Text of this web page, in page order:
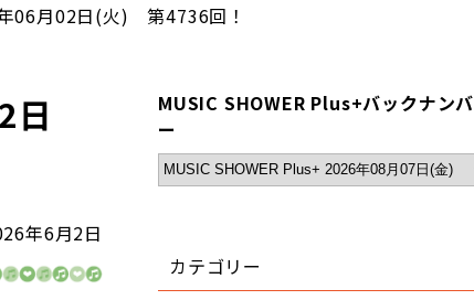
06月02日(火) 第4736回！
日
年6月2日
MUSIC SHOWER Plus+バックナンバ
ー
カテゴリー